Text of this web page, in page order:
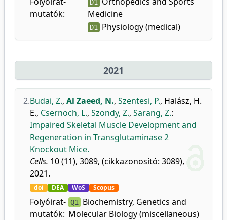
mutatók:
D1
Medicine
D1 Physiology (medical)
2021
2.Budai, Z., Al Zaeed, N., Szentesi, P., Halász, H.
E., Csernoch, L., Szondy, Z., Sarang, Z.:
Impaired Skeletal Muscle Development and
Regeneration in Transglutaminase 2
Knockout Mice.
Cells. 10 (11), 3089, (cikkazonosító: 3089),
2021.
doi DEA WoS Scopus
Folyóirat-
mutatók:
Q1 Biochemistry, Genetics and
Molecular Biology (miscellaneous)